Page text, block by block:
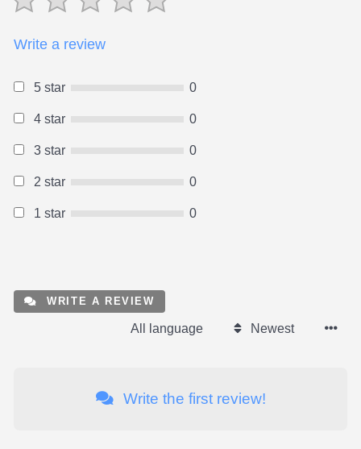
Write a review
5 star 0
4 star 0
3 star 0
2 star 0
1 star 0
WRITE A REVIEW
All language Newest
Write the first review!